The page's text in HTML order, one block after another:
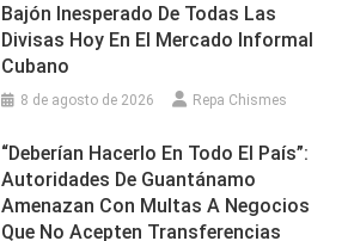
Bajón Inesperado De Todas Las
Divisas Hoy En El Mercado Informal
Cubano
8 de agosto de 2026 Repa Chismes
“Deberían Hacerlo En Todo El País”:
Autoridades De Guantánamo
Amenazan Con Multas A Negocios
Que No Acepten Transferencias